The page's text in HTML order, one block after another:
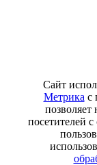
Сайт
Метрика с
позволяет
посетителей